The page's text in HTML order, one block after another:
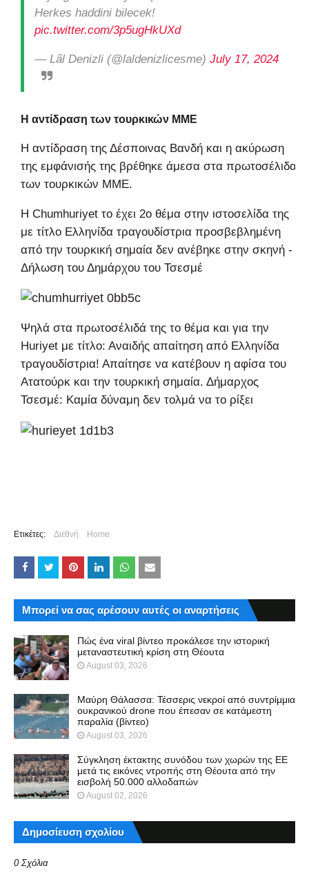
Herkes haddini bilecek!
pic.twitter.com/3p5ugHkUXd
— Lâl Denizli (@laldenizlicesme) July 17, 2024
Η αντίδραση των τουρκικών ΜΜΕ
Η αντίδραση της Δέσποινας Βανδή και η ακύρωση
της εμφάνισής της βρέθηκε άμεσα στα πρωτοσέλιδα
των τουρκικών ΜΜΕ.
H Chumhuriyet το έχει 2ο θέμα στην ιστοσελίδα της
με τίτλο Ελληνίδα τραγουδίστρια προσβεβλημένη
από την τουρκική σημαία δεν ανέβηκε στην σκηνή -
Δήλωση του Δημάρχου του Τσεσμέ
Ψηλά στα πρωτοσέλιδά της το θέμα και για την
Huriyet με τίτλο: Αναιδής απαίτηση από Ελληνίδα
τραγουδίστρια! Απαίτησε να κατέβουν η αφίσα του
Ατατούρκ και την τουρκική σημαία. Δήμαρχος
Τσεσμέ: Καμία δύναμη δεν τολμά να το ρίξει
Ετικέτες: Διεθνή Home
Μπορεί να σας αρέσουν αυτές οι αναρτήσεις
Πώς ένα viral βίντεο προκάλεσε την ιστορική
μεταναστευτική κρίση στη Θέουτα
August 03, 2026
Μαύρη Θάλασσα: Τέσσερις νεκροί από συντρίμμια
ουκρανικού drone που έπεσαν σε κατάμεστη
παραλία (βίντεο)
August 03, 2026
Σύγκληση έκτακτης συνόδου των χωρών της ΕΕ
μετά τις εικόνες ντροπής στη Θέουτα από την
εισβολή 50.000 αλλοδαπών
August 02, 2026
Δημοσίευση σχολίου
0 Σχόλια